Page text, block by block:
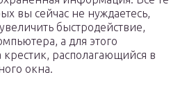
вы сейчас не нуждаетесь,
быстродействие,
а для этого
крестик, располагающийся в
окна.